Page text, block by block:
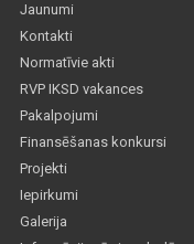
Jaunumi
Kontakti
Normatīvie akti
RVP IKSD vakances
Pakalpojumi
Finansēšanas konkursi
Projekti
Iepirkumi
Galerija